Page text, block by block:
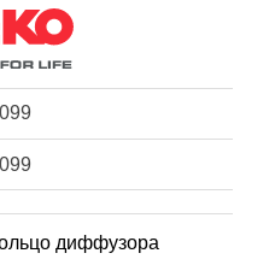
диффузора